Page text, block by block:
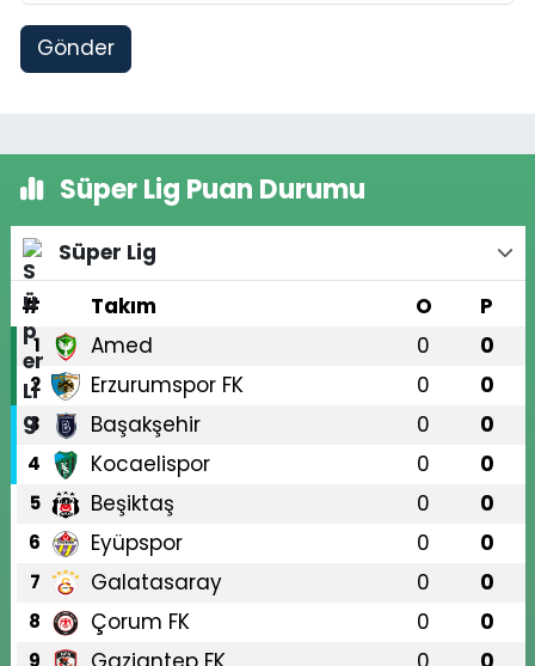
Gönder
Süper Lig Puan Durumu
Süper Lig
#
Takım O P
1 Amed 0 0
2 Erzurumspor FK 0 0
3 Başakşehir 0 0
4 Kocaelispor 0 0
5 Beşiktaş 0 0
6 Eyüpspor 0 0
7 Galatasaray 0 0
8 Çorum FK 0 0
9